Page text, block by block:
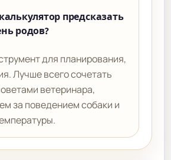
предсказать
родов?
для планирования,
Лучше всего сочетать
ветеринара,
за поведением собаки и